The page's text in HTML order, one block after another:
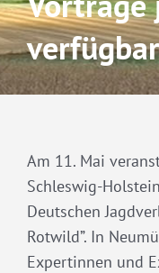
verfügbar
Am 11. Mai
Schleswig-
Deutschen
Rotwild”. In
Expertinnen und